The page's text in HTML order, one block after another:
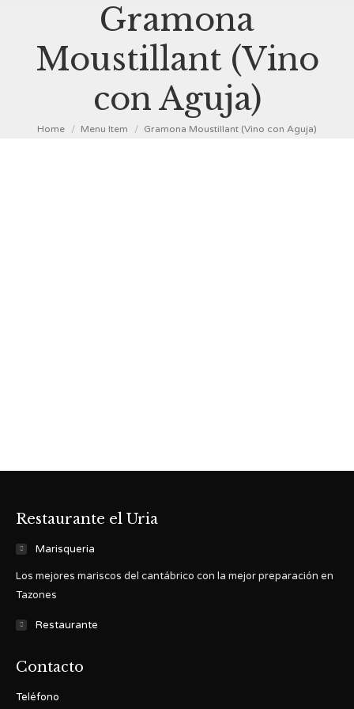
Gramona
Moustillant (Vino
con Aguja)
You are here:
Home Menu Item Gramona Moustillant (Vino con Aguja)
Restaurante el Uria
Marisqueria
Los mejores mariscos del cantábrico con la mejor preparación en
Tazones
Restaurante
Contacto
Teléfono